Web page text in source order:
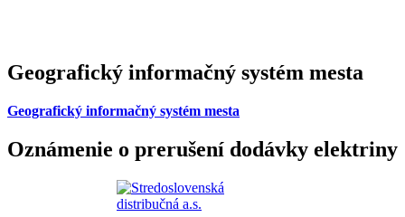
Geografický informačný systém mesta
Geografický informačný systém mesta
Oznámenie o prerušení dodávky elektriny